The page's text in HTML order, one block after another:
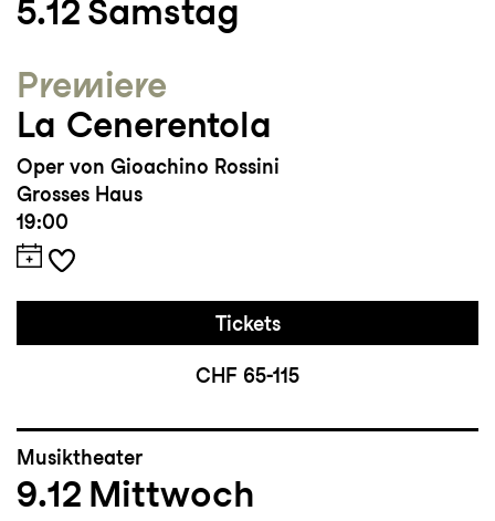
5.12 Samstag
Premiere
La Cenerentola
Oper von Gioachino Rossini
Grosses Haus
19:00
Tickets
CHF 65-115
Musiktheater
9.12 Mittwoch